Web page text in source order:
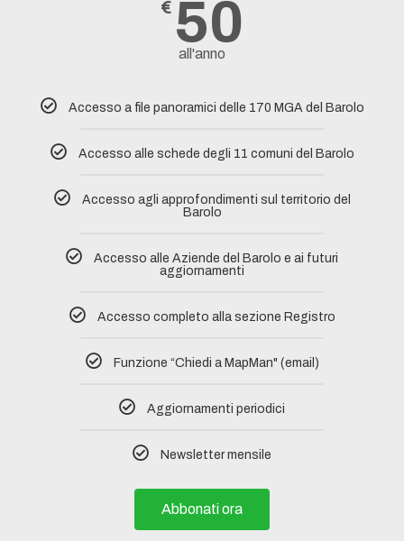
€ 50
all'anno
Accesso a file panoramici delle 170 MGA del Barolo
Accesso alle schede degli 11 comuni del Barolo​
Accesso agli approfondimenti sul territorio del
Barolo
Accesso alle Aziende del Barolo e ai futuri
aggiornamenti
Accesso completo alla sezione Registro​
Funzione “Chiedi a MapMan" (email)
Aggiornamenti periodici
Newsletter mensile
Abbonati ora